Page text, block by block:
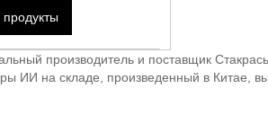
производитель и поставщик
ИИ на складе, произведенный в Китае,